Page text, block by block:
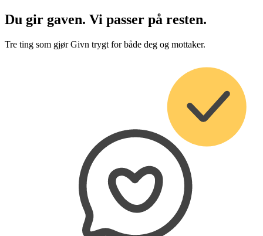
Du gir gaven. Vi passer på resten.
Tre ting som gjør Givn trygt for både deg og mottaker.